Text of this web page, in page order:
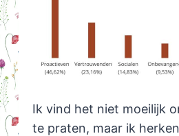
Ik vind het niet moeilijk
te praten, maar ik